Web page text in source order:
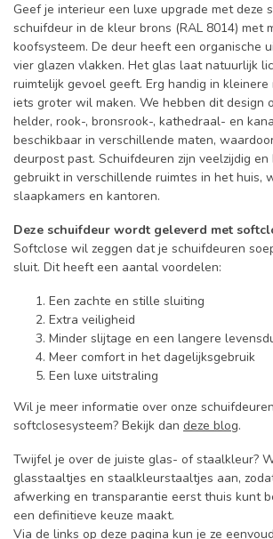
Geef je interieur een luxe upgrade met deze
schuifdeur in de kleur brons (RAL 8014) met
koofsysteem. De deur heeft een organische
vier glazen vlakken. Het glas laat natuurlijk
ruimtelijk gevoel geeft. Erg handig in kleinere
iets groter wil maken. We hebben dit design
helder, rook-, bronsrook-, kathedraal- en
beschikbaar in verschillende maten,
deurpost past. Schuifdeuren zijn veelzijdig
gebruikt in verschillende ruimtes in het huis,
slaapkamers en kantoren.
Deze schuifdeur wordt geleverd met
Softclose wil zeggen dat je schuifdeuren
sluit. Dit heeft een aantal voordelen:
Een zachte en stille sluiting
Extra veiligheid
Minder slijtage en een langere
Meer comfort in het dagelijksgebruik
Een luxe uitstraling
Wil je meer informatie over onze
softclosesysteem? Bekijk dan deze blog.
Twijfel je over de juiste glas- of staalkleur?
glasstaaltjes en staalkleurstaaltjes aan,
afwerking en transparantie eerst thuis kunt
een definitieve keuze maakt.
Via de links op deze pagina kun je ze